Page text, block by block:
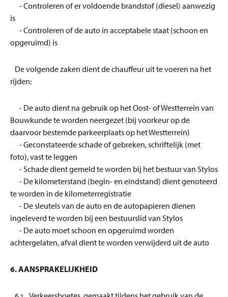
- Controleren of er voldoende brandstof (diesel) aanwezig
is
- Controleren of de auto in acceptabele staat (schoon en
opgeruimd) is
De volgende zaken dient de chauffeur uit te voeren na het
rijden:
- De auto dient na gebruik op het Oost- of Westterrein van
Bouwkunde te worden neergezet (bij voorkeur op de
daarvoor bestemde parkeerplaats op het Westterrein)
- Geconstateerde schade of gebreken, schriftelijk (met
foto), vast te leggen
- Schade dient gemeld te worden bij het bestuur van Stylos
- De kilometerstand (begin- en eindstand) dient genoteerd
te worden in de kilometerregistratie
- De sleutels van de auto en de autopapieren dienen
ingeleverd te worden bij een bestuurslid van Stylos
- De auto moet schoon en opgeruimd worden
achtergelaten, afval dient te worden verwijderd uit de auto
6. AANSPRAKELIJKHEID